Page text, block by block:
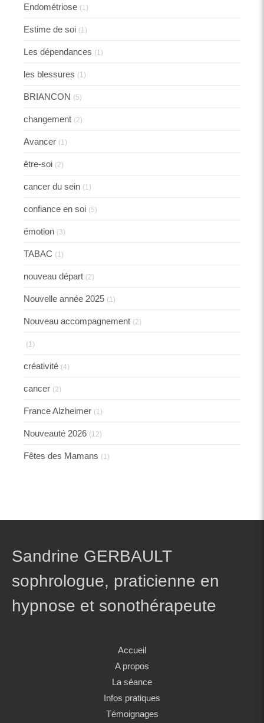
Endométriose (1)
Estime de soi (1)
Les dépendances (1)
les blessures (1)
BRIANCON (5)
changement (2)
Avancer (1)
être-soi (2)
cancer du sein (1)
confiance en soi (5)
émotion (3)
TABAC (1)
nouveau départ (2)
Nouvelle année 2025 (1)
Nouveau accompagnement (2)
(1)
créativité (4)
cancer (2)
France Alzheimer (1)
Nouveauté 2026 (12)
Fêtes des Mamans (1)
Sandrine GERBAULT
sophrologue, praticienne en
hypnose et sonothérapeute
Accueil
A propos
La séance
Infos pratiques
Témoignages